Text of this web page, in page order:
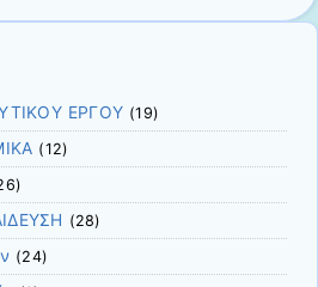
ΕΡΓΟΥ (19)
(12)
(28)
(24)